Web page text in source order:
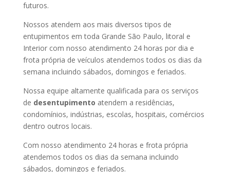
futuros.
Nossos atendem aos mais diversos tipos de
entupimentos em toda Grande São Paulo, litoral e
Interior com nosso atendimento 24 horas por dia e
frota própria de veículos atendemos todos os dias da
semana incluindo sábados, domingos e feriados.
Nossa equipe altamente qualificada para os serviços
de desentupimento atendem a residências,
condomínios, indústrias, escolas, hospitais, comércios
dentro outros locais.
Com nosso atendimento 24 horas e frota própria
atendemos todos os dias da semana incluindo
sábados, domingos e feriados.